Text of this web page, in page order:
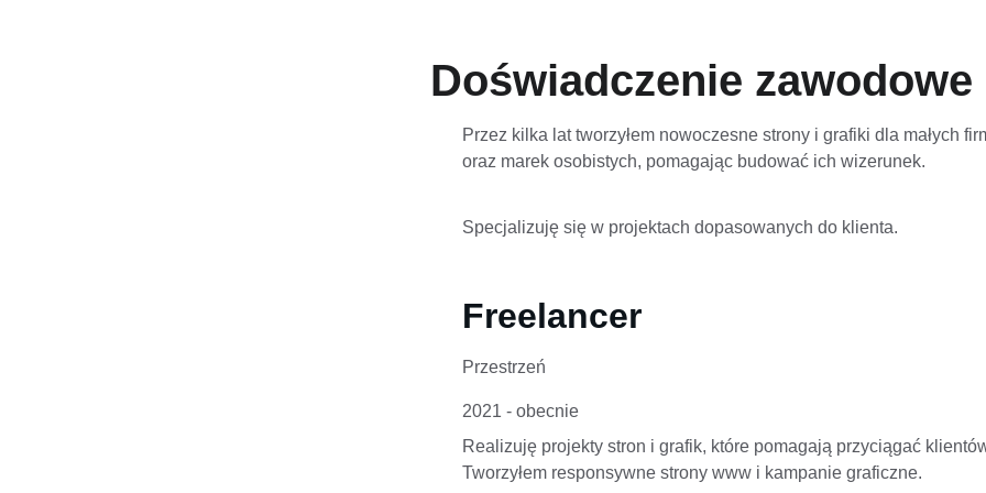
Doświadczenie zawodowe
Przez kilka lat tworzyłem nowoczesne strony i grafiki dla małych
oraz marek osobistych, pomagając budować ich wizerunek.
Specjalizuję się w projektach dopasowanych do klienta.
Freelancer
Przestrzeń
2021 - obecnie
Realizuję projekty stron i grafik, które pomagają przyciągać
Tworzyłem responsywne strony www i kampanie graficzne.